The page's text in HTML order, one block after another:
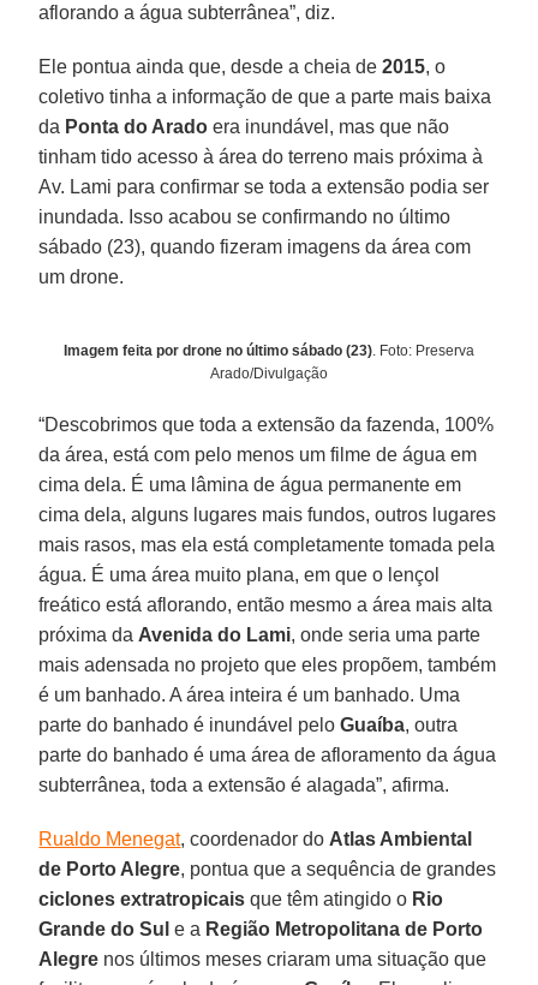
aflorando a água subterrânea”, diz.
Ele pontua ainda que, desde a cheia de2015, o
coletivo tinha a informação de que a parte mais baixa
da Ponta do Arado era inundável, mas que não
tinham tido acesso à área do terreno mais próxima à
Av. Lami para confirmar se toda a extensão podia ser
inundada. Isso acabou se confirmando no último
sábado (23), quando fizeram imagens da área com
um drone.
Imagem feita por drone no último sábado (23) . Foto: Preserva
Arado/Divulgação
“Descobrimos que toda a extensão da fazenda, 100%
da área, está com pelo menos um filme de água em
cima dela. É uma lâmina de água permanente em
cima dela, alguns lugares mais fundos, outros lugares
mais rasos, mas ela está completamente tomada pela
água. É uma área muito plana, em que o lençol
freático está aflorando, então mesmo a área mais alta
próxima da Avenida do Lami, onde seria uma parte
mais adensada no projeto que eles propõem, também
é um banhado. A área inteira é um banhado. Uma
parte do banhado é inundável peloGuaíba, outra
parte do banhado é uma área de afloramento da água
subterrânea, toda a extensão é alagada”, afirma.
Rualdo Menegat, coordenador do Atlas Ambiental
de Porto Alegre, pontua que a sequência de grandes
ciclones extratropicais que têm atingido o Rio
Grande do Sul e a Região Metropolitana de Porto
Alegre nos últimos meses criaram uma situação que